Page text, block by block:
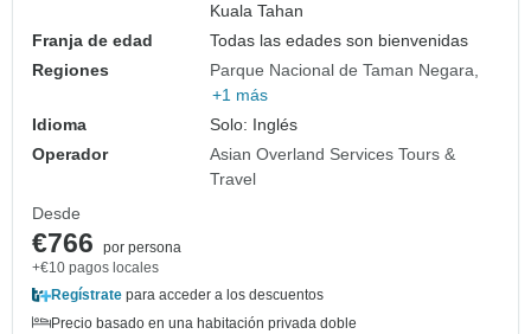
Kuala Tahan
Franja de edad
Todas las edades son bienvenidas
Regiones
Parque Nacional de Taman Negara
+1 más
Idioma
Solo: Inglés
Operador
Asian Overland Services Tours &
Travel
Desde
€766
por persona
+€10 pagos locales
Regístrate para acceder a los descuentos
Precio basado en una habitación privada doble